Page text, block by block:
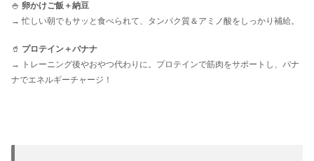
🍚 卵かけご飯＋納豆
→ 忙しい朝でもサッと食べられて、タンパク質＆アミノ酸をしっかり補給。
🥤 プロテイン＋バナナ
→ トレーニング後やおやつ代わりに。プロテインで筋肉をサポートし、バナ
ナでエネルギーチャージ！